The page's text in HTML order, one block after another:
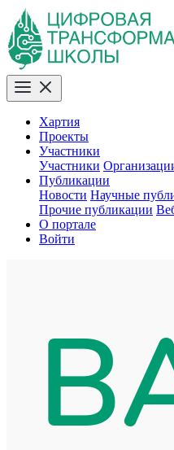
Хартия
Проекты
Участники
Участники
Публикации
Новости Научные
Прочие публикации
О портале
Войти